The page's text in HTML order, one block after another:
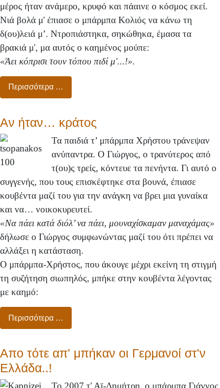
μέρος ήταν ανάμερο, κρυφό και πάαινε ο κόσμος εκεί.
Νιά βολά μ' έπιασε ο μπάρμπα Κολιός να κάνω τη
δ(ου)λειά μ’. Ντροπιάστηκα, σηκώθηκα, έμασα τα
βρακιά μ', μα αυτός ο καημένος μούπε:
«Άει κόπρισι τουν τόπου πιδί μ'...!».
Περισσότερα …
Αν ήταν… κράτος
Τα παιδιά τ’ μπάρμπα Χρήστου τράνεψαν
ανύπαντρα. Ο Γιώργος, ο τρανύτερος από
τ(ου)ς τρείς, κόντευε τα πενήντα. Γι αυτό ο
συγγενής, που τους επισκέφτηκε στα βουνά, έπιασε
κουβέντα μαζί του για την ανάγκη να βρει μια γυναίκα
και να… νοικοκυρευτεί.
«Να πάει κατά διόλ’ να πάει, μουναχίσκαμαν μαναχάμας»
δήλωσε ο Γιώργος συμφωνώντας μαζί του ότι πρέπει να
αλλάξει η κατάσταση.
Ο μπάρμπα-Χρήστος, που άκουγε μέχρι εκείνη τη στιγμή
τη συζήτηση σιωπηλός, μπήκε στην κουβέντα λέγοντας
με καημό:
Περισσότερα …
Απο τότε απ' μπήκαν οι Γερμανοί στ'ν
Ελλάδα..!
Το 2007 τ' Αϊ-Δημήτρη, ο μπάρμπα Γιάννος